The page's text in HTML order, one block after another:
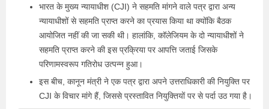
भारत के मुख्य न्यायाधीश (CJI) ने सहमति मांगने वाले पत्र द्वारा अन्य
न्यायाधीशों से सहमति प्राप्त करने का प्रयास किया था क्योंकि बैठक
आयोजित नहीं की जा सकी थी। हालांकि, कॉलेजियम के दो न्यायाधीशों ने
सहमति प्राप्त करने की इस प्रक्रिया पर आपत्ति जताई जिसके
परिणामस्वरूप गतिरोध उत्पन्न हुआ।
इस बीच, कानून मंत्री ने एक पत्र द्वारा अपने उत्तराधिकारी की नियुक्ति पर
CJI के विचार मांगे हैं, जिससे प्रस्तावित नियुक्तियों पर से पर्दा उठ गया है।